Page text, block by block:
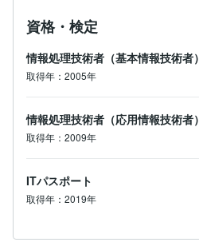
資格・検定
情報処理技術者（基本情報技術者）
取得年：2005年
情報処理技術者（応用情報技術者）
取得年：2009年
ITパスポート
取得年：2019年